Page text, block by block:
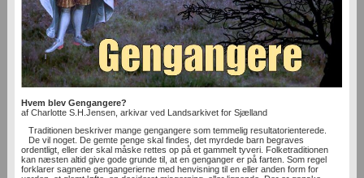
Hvem blev Gengangere?
af Charlotte S.H.Jensen, arkivar ved Landsarkivet for Sjælland
Traditionen beskriver mange gengangere som temmelig resultatorienterede.
De vil noget. De gemte penge skal findes, det myrdede barn begraves
ordentligt, eller der skal måske rettes op på et gammelt tyveri. Folketraditionen
kan næsten altid give gode grunde til, at en genganger er på farten. Som regel
forklarer sagnene gengangerierne med henvisning til en eller anden form for